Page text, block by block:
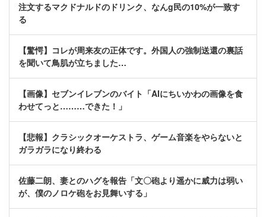
注文するマクドナルドのドリンク、なんg民の10%が一致す
る
【驚愕】コレが周来友の正体です。外国人の強制送還の裏話
を聞いて鳥肌が立ちました…
【画像】セブンイレブンのバイト「AIにちいかわの画像を食
わせてっと………できた！」
【悲報】クラシックオーケストラ、ゲーム音楽をやらないと
ガラガラになり終わる
佐藤二朗、妻とのハグを報告「文〇砲より遥かに威力は弱い
が、僕のノロケ砲をお見舞いする」